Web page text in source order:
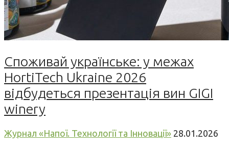
Споживай українське: у межах
HortiTech Ukraine 2026
відбудеться презентація вин GIGI
winery
Журнал «Напої. Технології та Інновації» 28.01.2026